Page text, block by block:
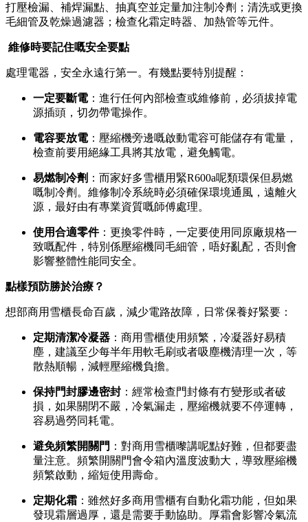
打壓檢漏、補焊漏點、抽真空並定量加注制冷劑；清洗或更換
毛細管及乾燥過濾器；檢查化霜定時器、加熱管等元件。
️ 維修時要記住嘅安全要點
處理電器，安全永遠行第一。有幾點要特別提醒：
一定要斷電：進行任何內部檢查或維修前，必須拔掉電
源插頭，切勿帶電操作。
電容要放電：壓縮機旁邊嘅啟動電容可能儲存有電量，
檢查前要用絕緣工具將其放電，避免觸電。
易燃制冷劑 ：而家好多雪櫃用緊R600a呢類環保但易燃
嘅制冷劑。維修制冷系統時必須確保環境通風，遠離火
源，最好由有專業資質嘅師傅處理。
使用合適零件：更換零件時，一定要使用同原廠規格一
致嘅配件，特別係壓縮機同毛細管，唔好亂配，否則會
影響整體性能同安全。
點樣預防勝於治療？
想部商用雪櫃長命百歲，減少電路故障，日常保養好緊要：
定期清潔冷凝器 ：商用雪櫃使用頻繁，冷凝器好易積
塵，建議至少每半年用軟毛刷或者吸塵機清理一次，等
散熱順暢，減輕壓縮機負擔。
保持門封膠邊密封 ：經常檢查門封條有冇變形或者破
損，如果關閉不嚴，冷氣漏走，壓縮機就要不停運轉，
容易過勞同耗電。
避免頻繁開關門 ：對商用雪櫃嚟講呢點好難，但都要盡
量注意。頻繁開關門會令箱內溫度波動大，導致壓縮機
頻繁啟動，縮短使用壽命。
定期化霜 ：雖然好多商用雪櫃有自動化霜功能，但如果
發現霜層過厚，還是需要手動協助。厚霜會影響冷氣流